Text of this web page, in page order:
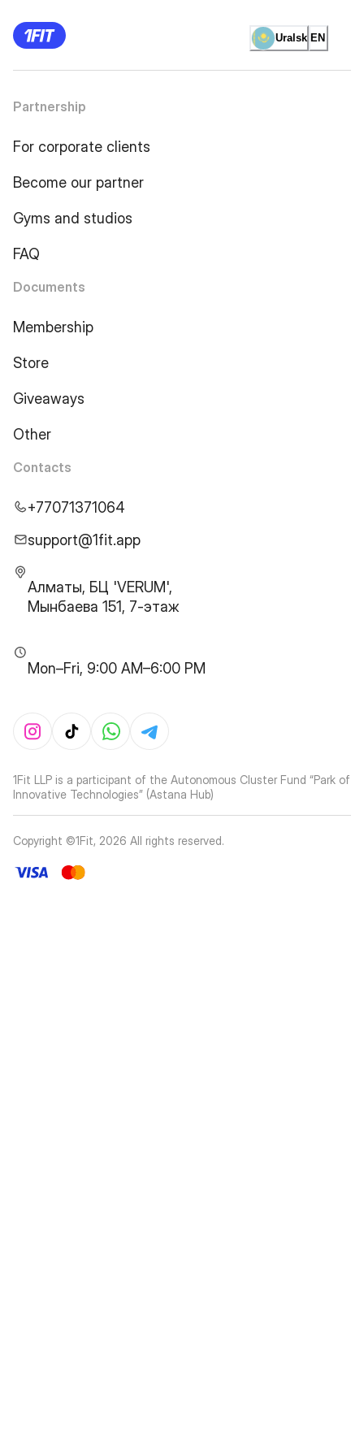
Uralsk EN
Partnership
For corporate clients
Become our partner
Gyms and studios
FAQ
Documents
Membership
Store
Giveaways
Other
Contacts
+77071371064
support@1fit.app
Алматы, БЦ 'VERUM',
Мынбаева 151, 7-этаж
Mon–Fri, 9:00 AM–6:00 PM
1Fit LLP is a participant of the Autonomous Cluster Fund “Park of
Innovative Technologies” (Astana Hub)
Copyright ©1Fit, 2026 All rights reserved.